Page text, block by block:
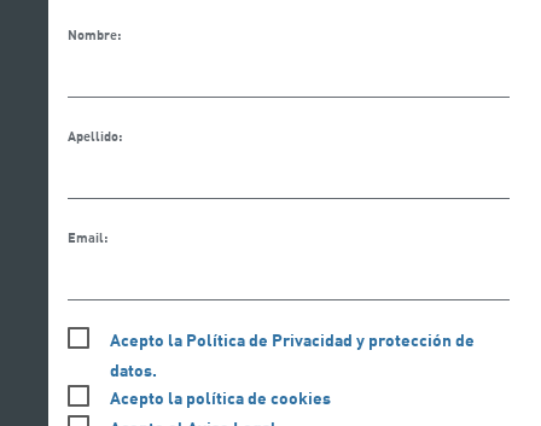
Nombre:
Apellido:
Email:
Acepto la Política de Privacidad y protección de
datos.
Acepto la política de cookies